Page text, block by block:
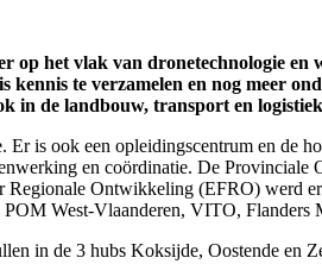
op het vlak van dronetechnologie en
te verzamelen en nog meer
in de landbouw, transport en
is ook een opleidingscentrum en de
en coördinatie. De Provinciale
Ontwikkeling (EFRO) werd
West-Vlaanderen, VITO, Flanders
in de 3 hubs Koksijde, Oostende en